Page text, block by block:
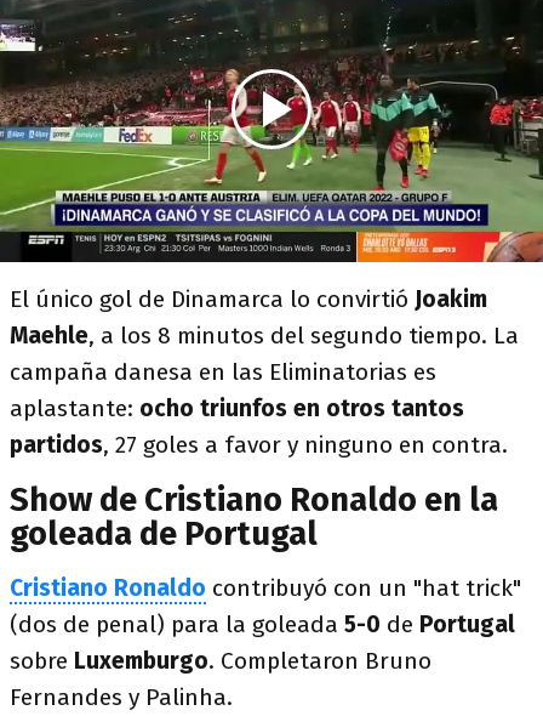
El único gol de Dinamarca lo convirtió Joakim
Maehle, a los 8 minutos del segundo tiempo. La
campaña danesa en las Eliminatorias es
aplastante: ocho triunfos en otros tantos
partidos, 27 goles a favor y ninguno en contra.
Show de Cristiano Ronaldo en la
goleada de Portugal
Cristiano Ronaldo contribuyó con un "hat trick"
(dos de penal) para la goleada 5-0 de Portugal
sobre Luxemburgo. Completaron Bruno
Fernandes y Palinha.